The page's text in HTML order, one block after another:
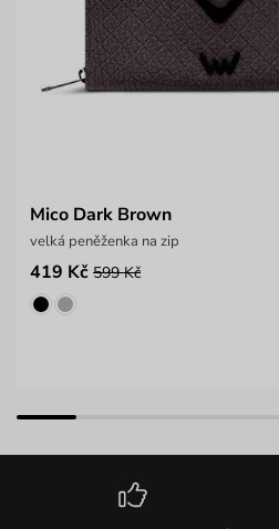
Mico Dark Brown
velká peněženka na zip
419 Kč 599 Kč